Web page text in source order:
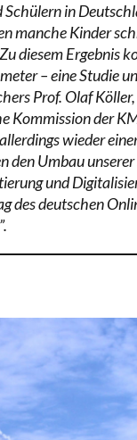
Schülern in
manche Kinder
diesem Ergebnis
– eine Studie
Prof. Olaf
Kommission der
wieder
den Umbau
und
des deutschen